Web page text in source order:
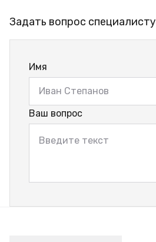
Задать вопрос специалисту
Имя
Ваш вопрос